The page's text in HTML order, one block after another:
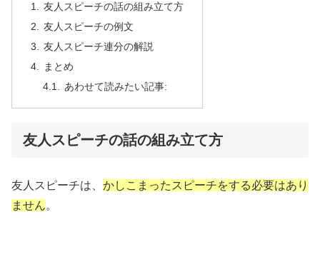
友人スピーチの話の組み立て方
友人スピーチの例文
友人スピーチ連分の解説
まとめ
あわせて読みたい記事:
友人スピーチの話の組み立て方
友人スピーチは、 かしこまったスピーチをする必要はあり
ません。